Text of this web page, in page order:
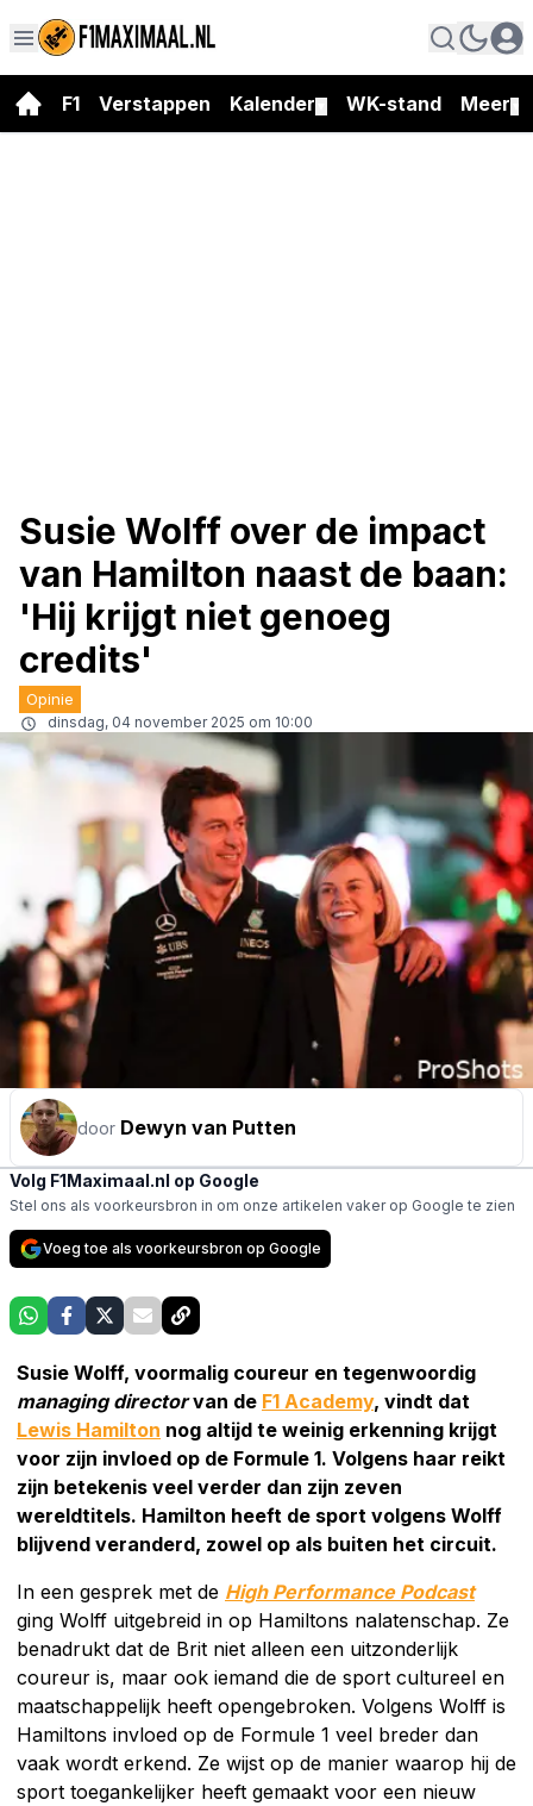
F1 Verstappen Kalender WK-stand Meer
Susie Wolff over de impact
van Hamilton naast de baan:
'Hij krijgt niet genoeg
credits'
Opinie
dinsdag, 04 november 2025 om 10:00
door Dewyn van Putten
Volg F1Maximaal.nl op Google
Stel ons als voorkeursbron in om onze artikelen vaker op Google te zien
Voeg toe als voorkeursbron op Google
Susie Wolff, voormalig coureur en tegenwoordig
managing directorvan de F1 Academy, vindt dat
Lewis Hamilton nog altijd te weinig erkenning krijgt
voor zijn invloed op de Formule 1. Volgens haar reikt
zijn betekenis veel verder dan zijn zeven
wereldtitels. Hamilton heeft de sport volgens Wolff
blijvend veranderd, zowel op als buiten het circuit.
In een gesprek met de High Performance Podcast
ging Wolff uitgebreid in op Hamiltons nalatenschap. Ze
benadrukt dat de Brit niet alleen een uitzonderlijk
coureur is, maar ook iemand die de sport cultureel en
maatschappelijk heeft opengebroken. Volgens Wolff is
Hamiltons invloed op de Formule 1 veel breder dan
vaak wordt erkend. Ze wijst op de manier waarop hij de
sport toegankelijker heeft gemaakt voor een nieuw